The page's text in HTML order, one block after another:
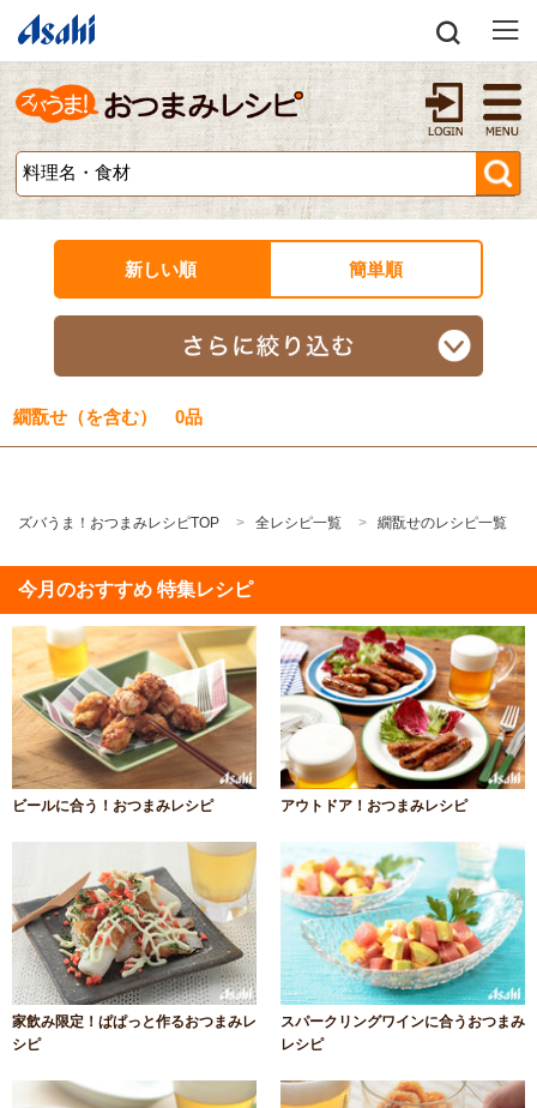
新しい順 簡単順
繝翫せ（を含む） 0品
ズバうま！おつまみレシピTOP 全レシピ一覧 繝翫せのレシピ一覧
今月のおすすめ 特集レシピ
ビールに合う！おつまみレシピ アウトドア！おつまみレシピ
家飲み限定！ぱぱっと作るおつまみレ
シピ
スパークリングワインに合うおつまみ
レシピ